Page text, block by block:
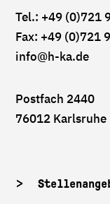
Tel.: +49 (0)721
Fax: +49 (0)721
info@h-ka.de
Postfach 2440
76012 Karlsruhe